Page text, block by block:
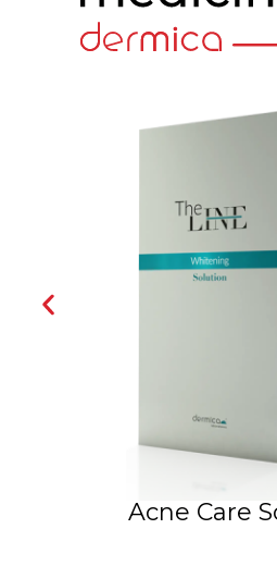
Acne Care